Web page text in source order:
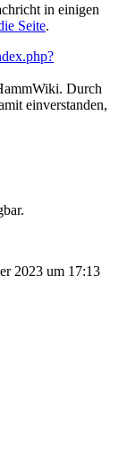
in einigen
Seite.
Durch
einverstanden,
2023 um 17:13